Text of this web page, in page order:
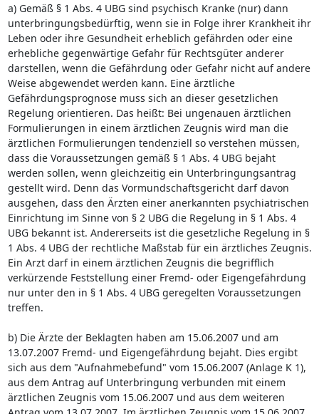
a) Gemäß § 1 Abs. 4 UBG sind psychisch Kranke (nur) dann
unterbringungsbedürftig, wenn sie in Folge ihrer Krankheit ihr
Leben oder ihre Gesundheit erheblich gefährden oder eine
erhebliche gegenwärtige Gefahr für Rechtsgüter anderer
darstellen, wenn die Gefährdung oder Gefahr nicht auf andere
Weise abgewendet werden kann. Eine ärztliche
Gefährdungsprognose muss sich an dieser gesetzlichen
Regelung orientieren. Das heißt: Bei ungenauen ärztlichen
Formulierungen in einem ärztlichen Zeugnis wird man die
ärztlichen Formulierungen tendenziell so verstehen müssen,
dass die Voraussetzungen gemäß § 1 Abs. 4 UBG bejaht
werden sollen, wenn gleichzeitig ein Unterbringungsantrag
gestellt wird. Denn das Vormundschaftsgericht darf davon
ausgehen, dass den Ärzten einer anerkannten psychiatrischen
Einrichtung im Sinne von § 2 UBG die Regelung in § 1 Abs. 4
UBG bekannt ist. Andererseits ist die gesetzliche Regelung in §
1 Abs. 4 UBG der rechtliche Maßstab für ein ärztliches Zeugnis.
Ein Arzt darf in einem ärztlichen Zeugnis die begrifflich
verkürzende Feststellung einer Fremd- oder Eigengefährdung
nur unter den in § 1 Abs. 4 UBG geregelten Voraussetzungen
treffen.
b) Die Ärzte der Beklagten haben am 15.06.2007 und am
13.07.2007 Fremd- und Eigengefährdung bejaht. Dies ergibt
sich aus dem "Aufnahmebefund" vom 15.06.2007 (Anlage K 1),
aus dem Antrag auf Unterbringung verbunden mit einem
ärztlichen Zeugnis vom 15.06.2007 und aus dem weiteren